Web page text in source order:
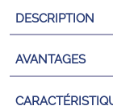
DESCRIPTION
AVANTAGES